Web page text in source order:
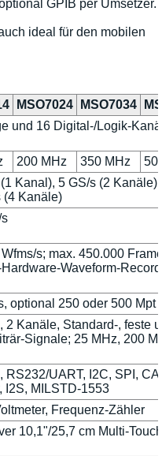
GPIB per Umsetzer.
ideal für den mobilen
MSO7024 MSO7034
und 16 Digital-/Logik-
200 MHz 350 MHz
Kanal), 5 GS/s (2 Kanäle),
(4 Kanäle)
s; max. 450.000
Waveform-
optional 250 oder 500 Mpt
2 Kanäle, Standard-, feste
Signale; 25 MHz, 200
RS232/UART, I2C, SPI,
I2S, MILSTD-1553
Frequenz-Zähler
10,1"/25,7 cm Multi-